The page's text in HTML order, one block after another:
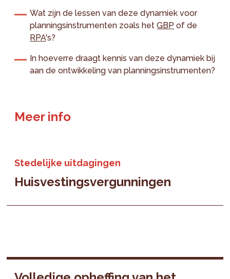
Wat zijn de lessen van deze dynamiek voor
planningsinstrumenten zoals hetGBP of de
RPA's?
In hoeverre draagt kennis van deze dynamiek bij
aan de ontwikkeling van planningsinstrumenten?
Meer info
Stedelijke uitdagingen
Huisvestingsvergunningen